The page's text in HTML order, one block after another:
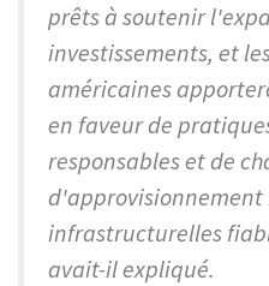
prêts à soutenir
investissements, et
américaines
en faveur de
responsables et de
d'approvisionnement
infrastructurelles
avait-il expliqué.